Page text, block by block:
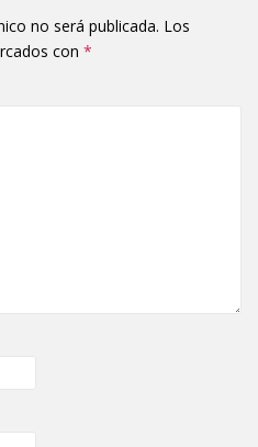
no será publicada. Los
con *